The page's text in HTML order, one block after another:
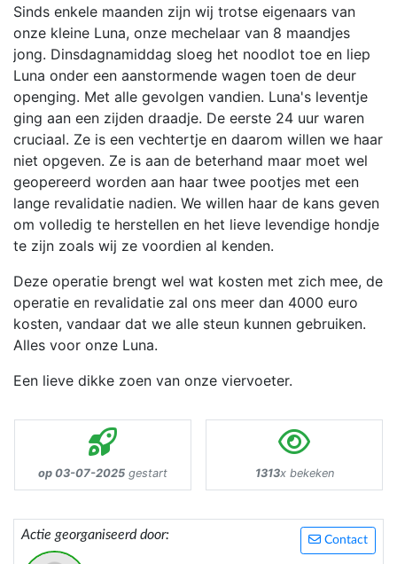
Sinds enkele maanden zijn wij trotse eigenaars van
onze kleine Luna, onze mechelaar van 8 maandjes
jong. Dinsdagnamiddag sloeg het noodlot toe en liep
Luna onder een aanstormende wagen toen de deur
openging. Met alle gevolgen vandien. Luna's leventje
ging aan een zijden draadje. De eerste 24 uur waren
cruciaal. Ze is een vechtertje en daarom willen we haar
niet opgeven. Ze is aan de beterhand maar moet wel
geopereerd worden aan haar twee pootjes met een
lange revalidatie nadien. We willen haar de kans geven
om volledig te herstellen en het lieve levendige hondje
te zijn zoals wij ze voordien al kenden.
Deze operatie brengt wel wat kosten met zich mee, de
operatie en revalidatie zal ons meer dan 4000 euro
kosten, vandaar dat we alle steun kunnen gebruiken.
Alles voor onze Luna.
Een lieve dikke zoen van onze viervoeter.
op 03-07-2025 gestart 1313x bekeken
Contact
Actie georganiseerd door: